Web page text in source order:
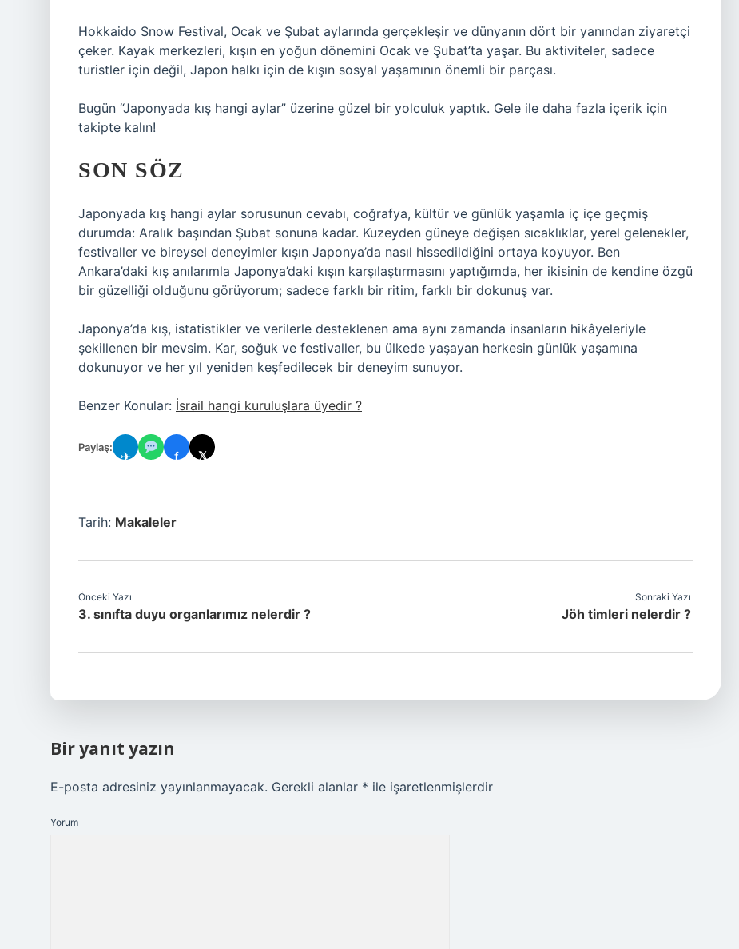
Hokkaido Snow Festival, Ocak ve Şubat aylarında gerçekleşir ve dünyanın dört bir yanından ziyaretçi
çeker. Kayak merkezleri, kışın en yoğun dönemini Ocak ve Şubat’ta yaşar. Bu aktiviteler, sadece
turistler için değil, Japon halkı için de kışın sosyal yaşamının önemli bir parçası.
Bugün “Japonyada kış hangi aylar” üzerine güzel bir yolculuk yaptık. Gele ile daha fazla içerik için
takipte kalın!
SON SÖZ
Japonyada kış hangi aylar sorusunun cevabı, coğrafya, kültür ve günlük yaşamla iç içe geçmiş
durumda: Aralık başından Şubat sonuna kadar. Kuzeyden güneye değişen sıcaklıklar, yerel gelenekler,
festivaller ve bireysel deneyimler kışın Japonya’da nasıl hissedildiğini ortaya koyuyor. Ben
Ankara’daki kış anılarımla Japonya’daki kışın karşılaştırmasını yaptığımda, her ikisinin de kendine özgü
bir güzelliği olduğunu görüyorum; sadece farklı bir ritim, farklı bir dokunuş var.
Japonya’da kış, istatistikler ve verilerle desteklenen ama aynı zamanda insanların hikâyeleriyle
şekillenen bir mevsim. Kar, soğuk ve festivaller, bu ülkede yaşayan herkesin günlük yaşamına
dokunuyor ve her yıl yeniden keşfedilecek bir deneyim sunuyor.
Benzer Konular: İsrail hangi kuruluşlara üyedir ?
Paylaş:
✈ f 𝕏
Tarih: Makaleler
Önceki Yazı
3. sınıfta duyu organlarımız nelerdir ?
Sonraki Yazı
Jöh timleri nelerdir ?
Bir yanıt yazın
E-posta adresiniz yayınlanmayacak. Gerekli alanlar * ile işaretlenmişlerdir
Yorum